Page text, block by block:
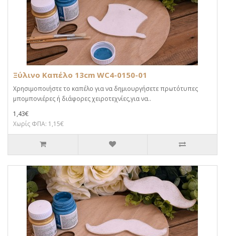
Ξύλινο Καπέλο 13cm WC4-0150-01
Χρησιμοποιήστε το καπέλο για να δημιουργήσετε πρωτότυπες
μπομπονιέρες ή διάφορες χειροτεχνίες,για να..
1,43€
Χωρίς ΦΠΑ: 1,15€